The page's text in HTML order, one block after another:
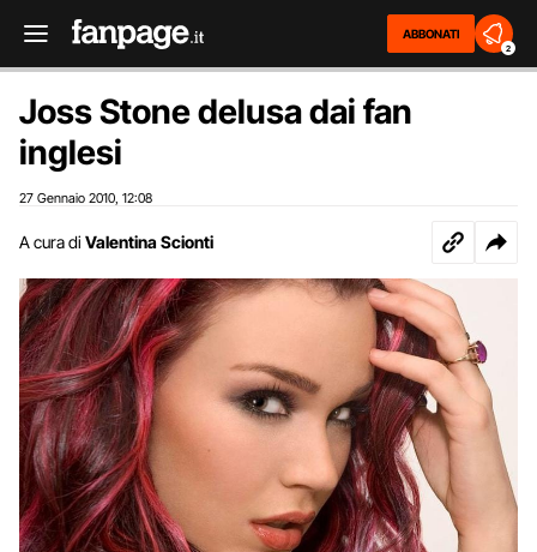
ABBONATI
2
Joss Stone delusa dai fan
inglesi
27 Gennaio 2010 12:08
A cura di Valentina Scionti